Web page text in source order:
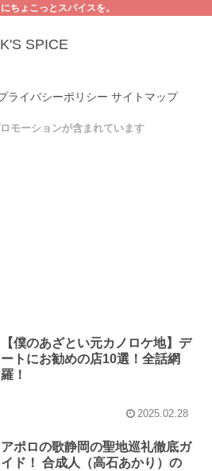
ちょこっとスパイスを。
K'S SPICE
ライバシーポリシー サイトマップ
モーションが含まれています
【僕のあざとい元カノロケ地】デ
ートにお勧めの店10選！全話網
羅！
2025.02.28
アポロの歌静岡の聖地巡礼徹底ガ
イド！ 合成人（高石あかり）の